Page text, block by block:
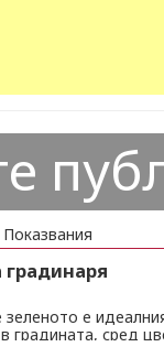
Показвания
градинаря
зеленото е
градината, сред